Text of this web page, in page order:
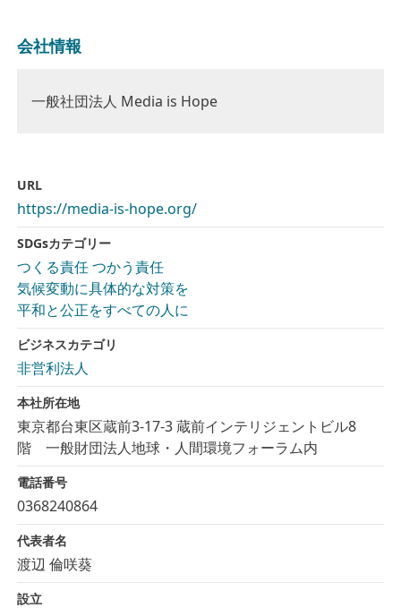
会社情報
一般社団法人 Media is Hope
URL
https://media-is-hope.org/
SDGsカテゴリー
つくる責任 つかう責任
気候変動に具体的な対策を
平和と公正をすべての人に
ビジネスカテゴリ
非営利法人
本社所在地
東京都台東区蔵前3-17-3 蔵前インテリジェントビル8
階 一般財団法人地球・人間環境フォーラム内
電話番号
0368240864
代表者名
渡辺 倫咲葵
設立